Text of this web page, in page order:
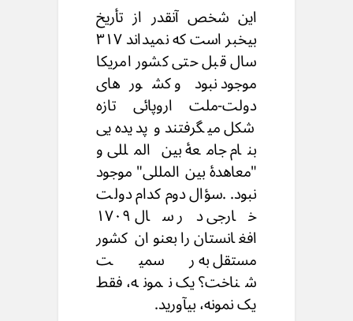
این شخص آنقدر از تأریخ
بیخبر است که نمیداند ۳۱۷
سال قبل حتی کشور امریکا
موجود نبود و کشورهای
دولت-ملت اروپائی تازه
شکل میگرفتند و پدیده یی
بنام جامعهٔ بین المللی و
"معاهدۀ بین المللی" موجود
نبود. .سؤال دوم کدام دولت
خارجی در سال ۱۷۰۹
افغانستان را بعنوان کشور
مستقل به رسمیت
شناخت؟ یک نمونه، فقط
یک نمونه، بیآورید.